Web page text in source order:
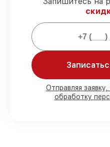
Мы гарантируем:
ремонтов
клиента
90%
деталей
Краснодаре,
быстро
Отправляя
обработку